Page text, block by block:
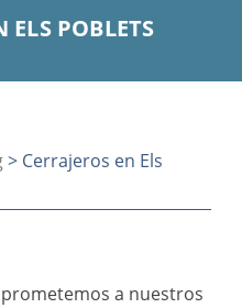
ELS POBLETS
> Cerrajeros en Els
a nuestros